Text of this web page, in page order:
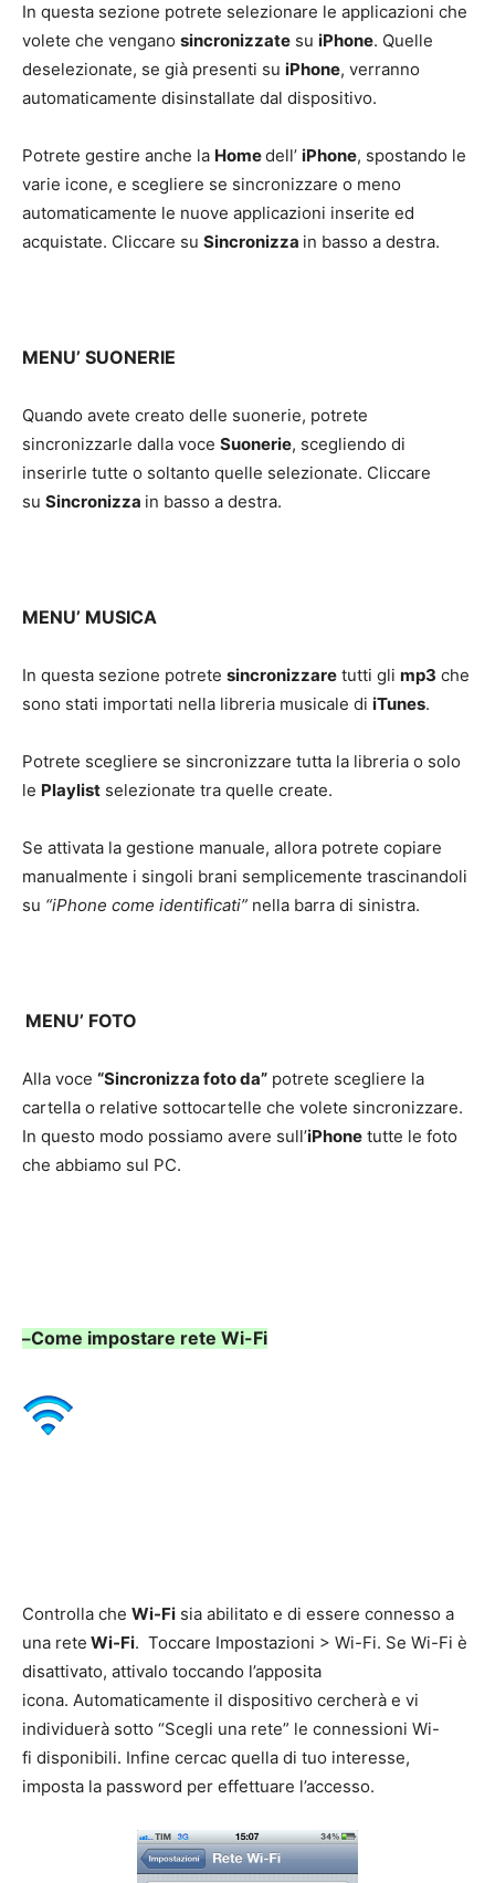
In questa sezione potrete selezionare le applicazioni che
volete che vengano sincronizzate su iPhone. Quelle
deselezionate, se già presenti su iPhone, verranno
automaticamente disinstallate dal dispositivo.
Potrete gestire anche la Homedell’ iPhone, spostando le
varie icone, e scegliere se sincronizzare o meno
automaticamente le nuove applicazioni inserite ed
acquistate. Cliccare su Sincronizza in basso a destra.
MENU’ SUONERIE
Quando avete creato delle suonerie, potrete
sincronizzarle dalla voce Suonerie, scegliendo di
inserirle tutte o soltanto quelle selezionate. Cliccare
su Sincronizza in basso a destra.
MENU’ MUSICA
In questa sezione potrete sincronizzare tutti gli mp3 che
sono stati importati nella libreria musicale di iTunes.
Potrete scegliere se sincronizzare tutta la libreria o solo
le Playlist selezionate tra quelle create.
Se attivata la gestione manuale, allora potrete copiare
manualmente i singoli brani semplicemente trascinandoli
su “iPhone come identificati” nella barra di sinistra.
MENU’ FOTO
Alla voce “Sincronizza foto da” potrete scegliere la
cartella o relative sottocartelle che volete sincronizzare.
In questo modo possiamo avere sull’iPhone tutte le foto
che abbiamo sul PC.
–Come impostare rete Wi-Fi
Controlla che Wi-Fi sia abilitato e di essere connesso a
una rete Wi-Fi. Toccare Impostazioni > Wi-Fi. Se Wi-Fi è
disattivato, attivalo toccando l’apposita
icona. Automaticamente il dispositivo cercherà e vi
individuerà sotto “Scegli una rete” le connessioni Wi-
fi disponibili. Infine cercac quella di tuo interesse,
imposta la password per effettuare l’accesso.